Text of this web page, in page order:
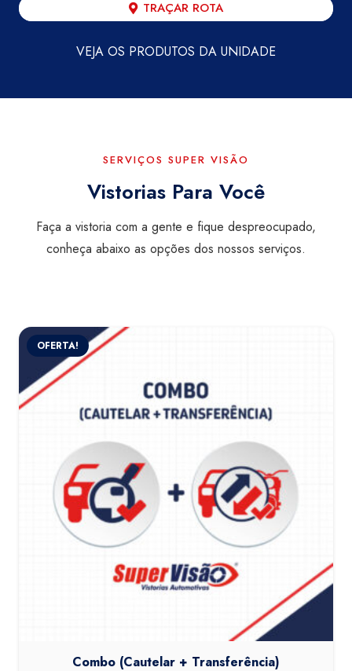
TRAÇAR ROTA
VEJA OS PRODUTOS DA UNIDADE
SERVIÇOS SUPER VISÃO
Vistorias Para Você
Faça a vistoria com a gente e fique despreocupado,
conheça abaixo as opções dos nossos serviços.
OFERTA!
Combo (Cautelar + Transferência)